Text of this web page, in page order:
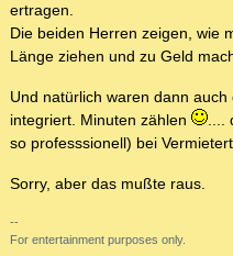
ertragen.
Die beiden Herren zeigen, wie
Länge ziehen und zu Geld
Und natürlich waren dann
integriert. Minuten zählen
....
so professsionell) bei
Sorry, aber das mußte raus.
--
For entertainment purposes only.